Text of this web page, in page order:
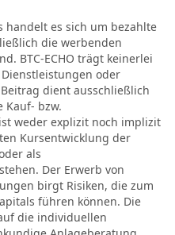
handelt es sich um bezahlte
die werbenden
BTC-ECHO trägt keinerlei
oder
dient ausschließlich
bzw.
weder explizit noch implizit
Kursentwicklung der
als
Der Erwerb von
birgt Risiken, die zum
führen können. Die
die individuellen